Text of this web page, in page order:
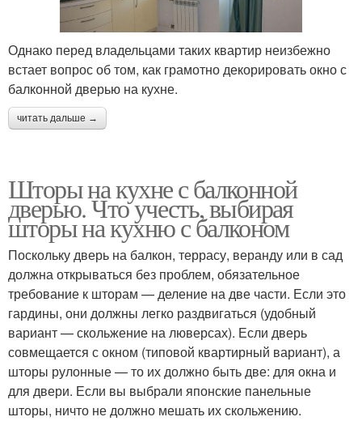
Однако перед владельцами таких квартир неизбежно
встает вопрос об том, как грамотно декорировать окно с
балконной дверью на кухне.
читать дальше →
Шторы на кухне с балконной
дверью. Что учесть, выбирая
шторы на кухню с балконом
Поскольку дверь на балкон, террасу, веранду или в сад
должна открываться без проблем, обязательное
требование к шторам — деление на две части. Если это
гардины, они должны легко раздвигаться (удобный
вариант — скольжение на люверсах). Если дверь
совмещается с окном (типовой квартирный вариант), а
шторы рулонные — то их должно быть две: для окна и
для двери. Если вы выбрали японские панельные
шторы, ничто не должно мешать их скольжению.